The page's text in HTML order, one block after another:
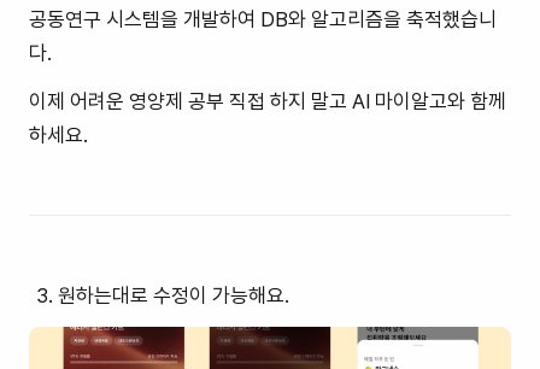
공동연구 시스템을 개발하여 DB와 알고리즘을 축적했습니
다.
이제 어려운 영양제 공부 직접 하지 말고 AI 마이알고와 함께
하세요.
원하는대로 수정이 가능해요.